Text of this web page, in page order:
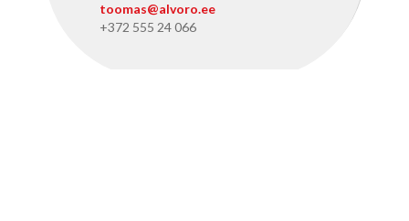
toomas@alvoro.ee
+372 555 24 066